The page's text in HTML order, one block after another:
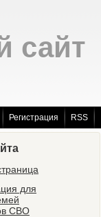
сайт
Регистрация RSS
для
СВО